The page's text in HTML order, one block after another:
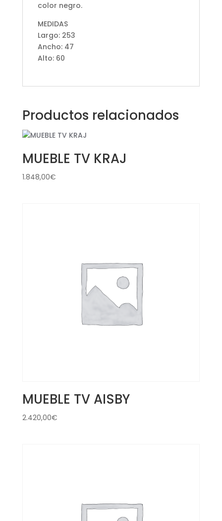
color negro.
MEDIDAS
Largo: 253
Ancho: 47
Alto: 60
Productos relacionados
MUEBLE TV KRAJ
1.848,00€
MUEBLE TV AISBY
2.420,00€